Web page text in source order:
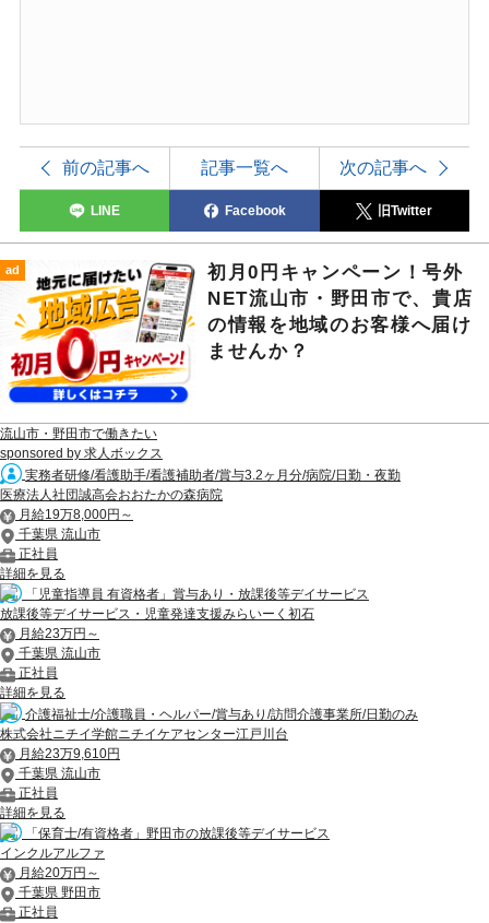
前の記事へ 記事一覧へ 次の記事へ
LINE Facebook 旧Twitter
ad
初月0円キャンペーン！号外
NET流山市・野田市で、貴店
の情報を地域のお客様へ届け
ませんか？
流山市・野田市で働きたい
sponsored by 求人ボックス
実務者研修/看護助手/看護補助者/賞与3.2ヶ月分/病院/日勤・夜勤
医療法人社団誠高会おおたかの森病院
月給19万8,000円～
千葉県 流山市
正社員
詳細を見る
「児童指導員 有資格者」賞与あり・放課後等デイサービス
放課後等デイサービス・児童発達支援みらいーく初石
月給23万円～
千葉県 流山市
正社員
詳細を見る
介護福祉士/介護職員・ヘルパー/賞与あり/訪問介護事業所/日勤のみ
株式会社ニチイ学館ニチイケアセンター江戸川台
月給23万9,610円
千葉県 流山市
正社員
詳細を見る
「保育士/有資格者」野田市の放課後等デイサービス
インクルアルファ
月給20万円～
千葉県 野田市
正社員